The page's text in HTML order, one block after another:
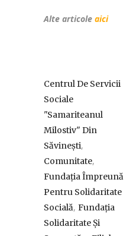
Alte articole aici
Centrul De Servicii
Sociale
"Samariteanul
Milostiv" Din
Săvinești,
Comunitate,
Fundația Împreună
Pentru Solidaritate
Socială, Fundația
Solidaritate Și